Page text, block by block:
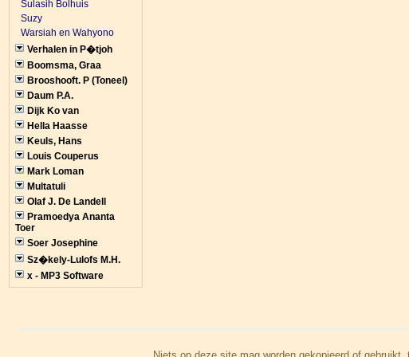
Sulasih Bolhuis
Suzy
Warsiah en Wahyono
Verhalen in P�tjoh
Boomsma, Graa
Brooshooft. P (Toneel)
Daum P.A.
Dijk Ko van
Hella Haasse
Keuls, Hans
Louis Couperus
Mark Loman
Multatuli
Olaf J. De Landell
Pramoedya Ananta
Toer
Soer Josephine
Sz�kely-Lulofs M.H.
x - MP3 Software